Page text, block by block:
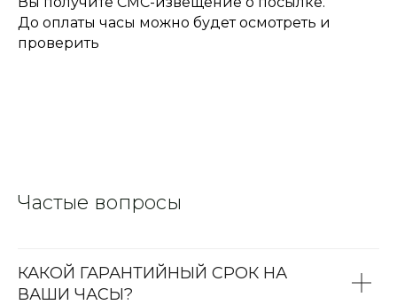
До оплаты часы можно будет осмотреть и
проверить
Частые вопросы
КАКОЙ ГАРАНТИЙНЫЙ СРОК НА
ВАШИ ЧАСЫ?